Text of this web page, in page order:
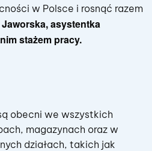
w Polsce i rosnąć razem
asystentka
stażem pracy.
obecni we wszystkich
magazynach oraz w
działach, takich jak